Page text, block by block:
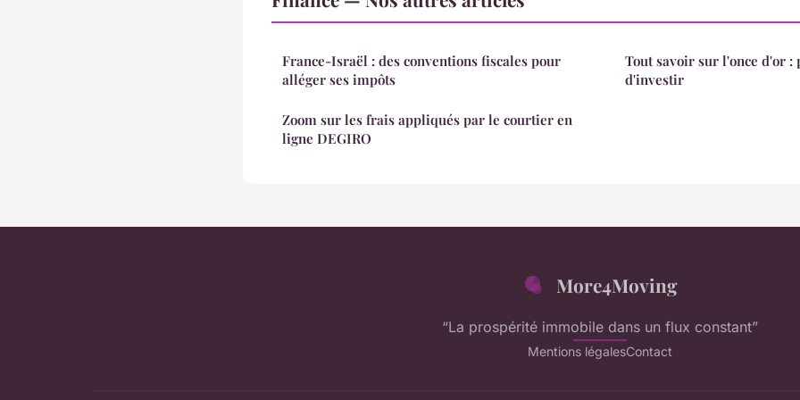
France-Israël : des conventions fiscales pour
alléger ses impôts
Zoom sur les frais appliqués par le courtier en
ligne DEGIRO
Tout savoir sur l'once d'or :
d'investir
More4Moving
“La prospérité immobile dans un flux constant”
Mentions légalesContact